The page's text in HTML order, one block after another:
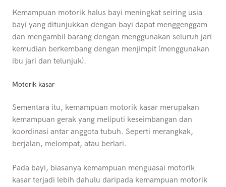
Kemampuan motorik halus bayi meningkat seiring usia
bayi yang ditunjukkan dengan bayi dapat menggenggam
dan mengambil barang dengan menggunakan seluruh jari
kemudian berkembang dengan menjimpit (menggunakan
ibu jari dan telunjuk).
Motorik kasar
Sementara itu, kemampuan motorik kasar merupakan
kemampuan gerak yang meliputi keseimbangan dan
koordinasi antar anggota tubuh. Seperti merangkak,
berjalan, melompat, atau berlari.
Pada bayi, biasanya kemampuan menguasai motorik
kasar terjadi lebih dahulu daripada kemampuan motorik